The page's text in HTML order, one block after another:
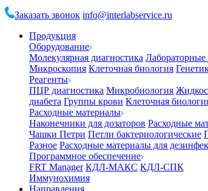
Заказать звонок info@interlabservice.ru
Продукция
Оборудование
Молекулярная диагностика Лабораторные
Микроскопия Клеточная биология
Реагенты
ПЦР диагностика Микробиология
диабета Группы крови Клеточная
Расходные материалы
Наконечники для дозаторов Расходные
Чашки Петри Петли бактериологические
Разное Расходные материалы для
Программное обеспечение
FRT Manager КДЛ-МАКС КДЛ-СПК
Иммунохимия
Направления